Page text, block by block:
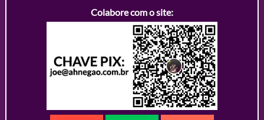
Colabore com o site: